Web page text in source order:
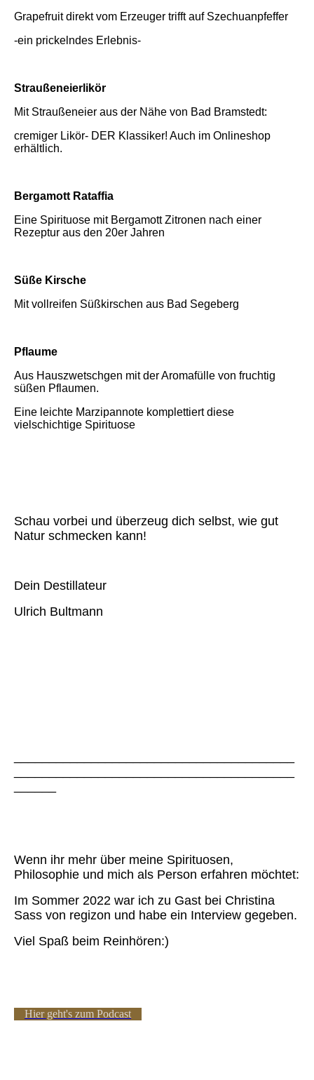
Grapefruit direkt vom Erzeuger trifft auf Szechuanpfeffer
-ein prickelndes Erlebnis-
Straußeneierlikör
Mit Straußeneier aus der Nähe von Bad Bramstedt:
cremiger Likör- DER Klassiker! Auch im Onlineshop
erhältlich.
Bergamott Rataffia
Eine Spirituose mit Bergamott Zitronen nach einer
Rezeptur aus den 20er Jahren
Süße Kirsche
Mit vollreifen Süßkirschen aus Bad Segeberg
Pflaume
Aus Hauszwetschgen mit der Aromafülle von fruchtig
süßen Pflaumen.
Eine leichte Marzipannote komplettiert diese
vielschichtige Spirituose
Schau vorbei und überzeug dich selbst, wie gut
Natur schmecken kann!
Dein Destillateur
Ulrich Bultmann
Wenn ihr mehr über meine Spirituosen,
Philosophie und mich als Person erfahren möchtet:
Im Sommer 2022 war ich zu Gast bei Christina
Sass von regizon und habe ein Interview gegeben.
Viel Spaß beim Reinhören:)
Hier geht's zum Podcast